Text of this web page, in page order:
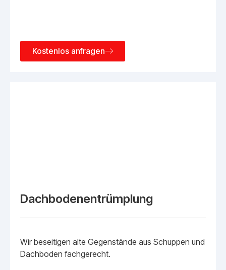
Kostenlos anfragen
Dachbodenentrümplung
Wir beseitigen alte Gegenstände aus Schuppen und
Dachboden fachgerecht.